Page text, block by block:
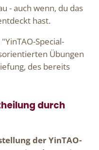
- auch wenn, du das
hast.
Special-
Übungen
des bereits
durch
der YinTAO-